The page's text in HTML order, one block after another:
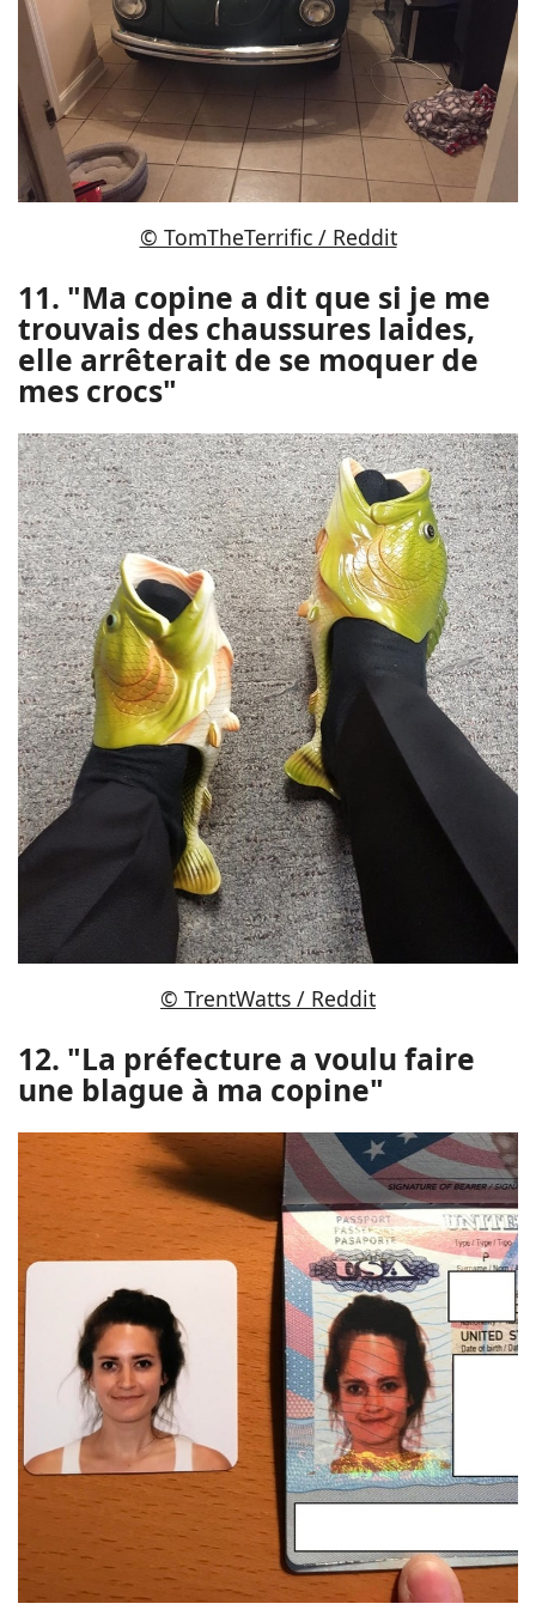
© TomTheTerrific / Reddit
11. "Ma copine a dit que si je me
trouvais des chaussures laides,
elle arrêterait de se moquer de
mes crocs"
© TrentWatts / Reddit
12. "La préfecture a voulu faire
une blague à ma copine"